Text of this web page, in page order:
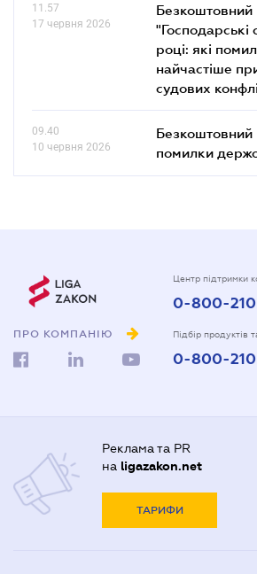
11.57
17 червня 2026
Безкоштовний
році: які
найчастіше
судових
09.40
10 червня 2026
Безкоштовний
помилки
ПРО КОМПАНІЮ
Центр підтримки
0-800-
Підбір продуктів
0-800-
Реклама та PR
на ligazakon.net
ТАРИФИ